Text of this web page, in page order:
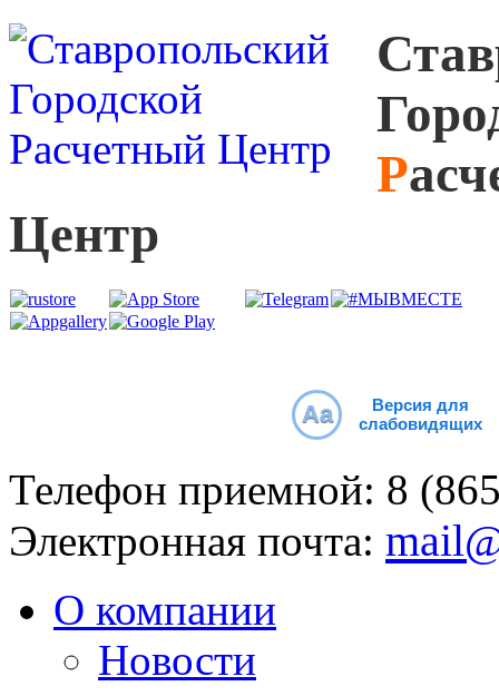
С
Г
Р
Центр
Aa
Версия для
слабовидящих
Телефон приемной: 8
Электронная почта:
О компании
Новости